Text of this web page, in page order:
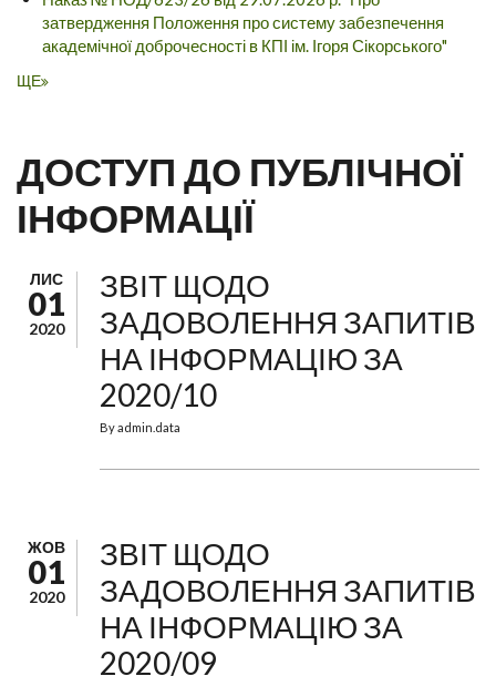
затвердження Положення про систему забезпечення
академічної доброчесності в КПІ ім. Ігоря Сікорського"
ЩЕ
ДОСТУП ДО ПУБЛІЧНОЇ
ІНФОРМАЦІЇ
ЛИС
01
2020
ЗВІТ ЩОДО
ЗАДОВОЛЕННЯ ЗАПИТІВ
НА ІНФОРМАЦІЮ ЗА
2020/10
Byadmin.data
ЖОВ
01
2020
ЗВІТ ЩОДО
ЗАДОВОЛЕННЯ ЗАПИТІВ
НА ІНФОРМАЦІЮ ЗА
2020/09